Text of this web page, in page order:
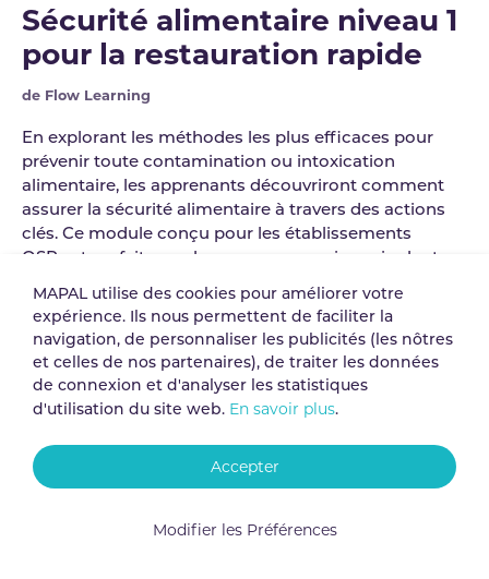
Sécurité alimentaire niveau 1
pour la restauration rapide
de Flow Learning
En explorant les méthodes les plus efficaces pour
prévenir toute contamination ou intoxication
alimentaire, les apprenants découvriront comment
assurer la sécurité alimentaire à travers des actions
clés. Ce module conçu pour les établissements
QSR est parfait pour les personnes qui manipulent
des aliments à l'extérieur des cuisines ou
occasionnellement. *
* Ce cours n'est pas une qualification officielle : les niveaux
indiquent seulement le profil d'apprenant auquel le cours
MAPAL utilise des cookies pour améliorer votre
expérience. Ils nous permettent de faciliter la
navigation, de personnaliser les publicités (les nôtres
et celles de nos partenaires), de traiter les données
de connexion et d'analyser les statistiques
d'utilisation du site web. En savoir plus.
Modifier les Préférences
Accepter